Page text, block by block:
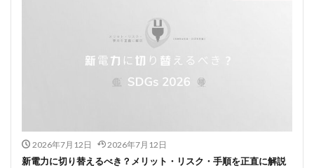
2026年7月12日 2026年7月12日
新電力に切り替えるべき？メリット・リスク・手順を正直に解説